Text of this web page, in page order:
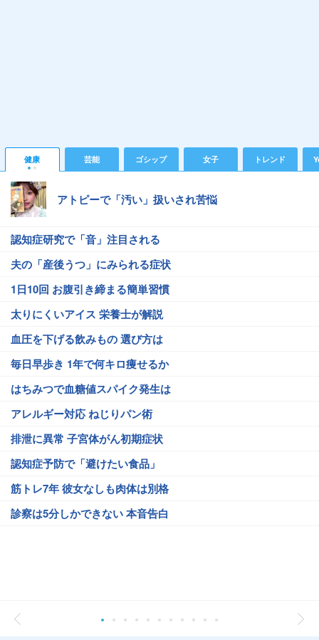
健康 芸能 ゴシップ 女子 トレンド
アトピーで「汚い」扱いされ苦悩
認知症研究で「音」注目される
夫の「産後うつ」にみられる症状
1日10回 お腹引き締まる簡単習慣
太りにくいアイス 栄養士が解説
血圧を下げる飲みもの 選び方は
毎日早歩き 1年で何キロ痩せるか
はちみつで血糖値スパイク発生は
アレルギー対応 ねじりパン術
排泄に異常 子宮体がん初期症状
認知症予防で「避けたい食品」
筋トレ7年 彼女なしも肉体は別格
診察は5分しかできない 本音告白